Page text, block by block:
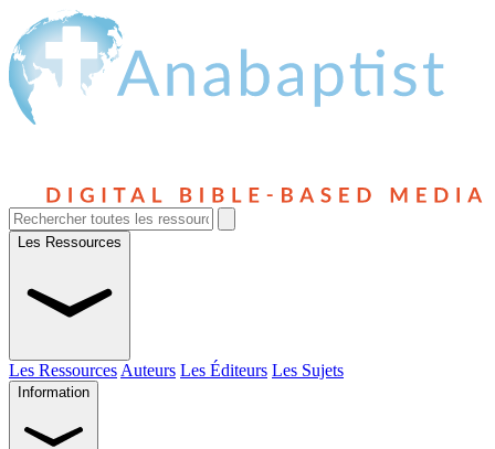
Les Ressources
Les Ressources Auteurs Les Éditeurs Les Sujets
Information